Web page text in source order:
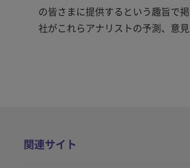
の皆さまに提供するという趣旨で
社がこれらアナリストの予測、意
関連サイト